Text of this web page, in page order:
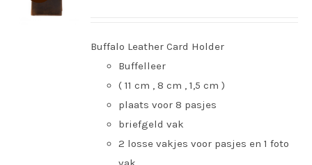
Buffalo Leather Card Holder
Buffelleer
( 11 cm , 8 cm , 1,5 cm )
plaats voor 8 pasjes
briefgeld vak
2 losse vakjes voor pasjes en 1 foto